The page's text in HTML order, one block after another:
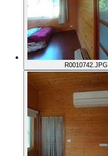
R0010742.JPG